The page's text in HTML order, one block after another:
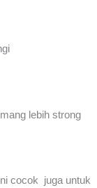
lebih strong
cocok juga untuk